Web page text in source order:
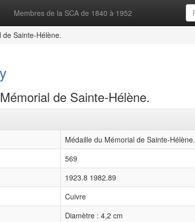
Membres de la SCA de 1840 à 1952
Sainte-Hélène.
de Sainte-Hélène.
Médaille du Mémorial de Sainte-Hélène.
569
1923.8 1982.89
Cuivre
Diamètre : 4,2 cm